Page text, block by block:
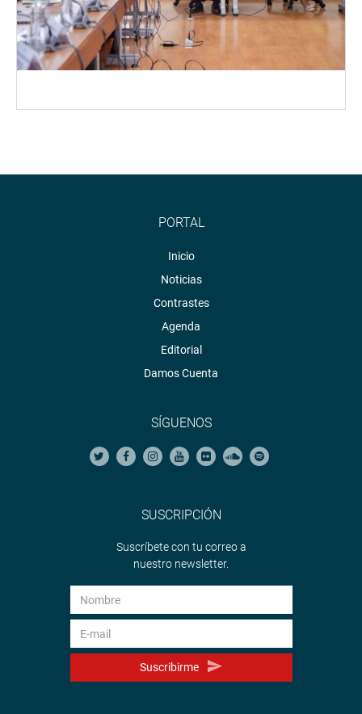
PORTAL
Inicio
Noticias
Contrastes
Agenda
Editorial
Damos Cuenta
SÍGUENOS
SUSCRIPCIÓN
Suscríbete con tu correo a
nuestro newsletter.
Suscribirme